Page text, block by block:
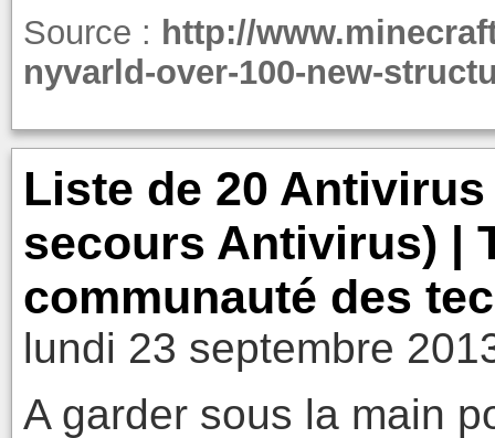
Source : http://
nyvarld-over-100-new-
Liste de 20
secours Antivirus) |
communauté des
lundi 23 septembre
A garder sous la main